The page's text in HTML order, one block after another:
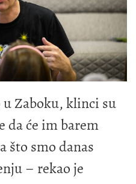
Zaboku, klinci su
da će im barem
što smo danas
– rekao je